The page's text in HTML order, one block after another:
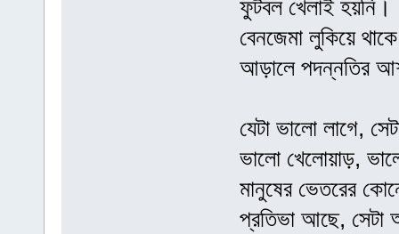
ফুটবল খেলাই
বেনজেমা লুকিয়ে
আড়ালে পদন্নতির
যেটা ভালো লাগে,
ভালো খেলোয়াড়,
মানুষের ভেতরের
প্রতিভা আছে, সেটা